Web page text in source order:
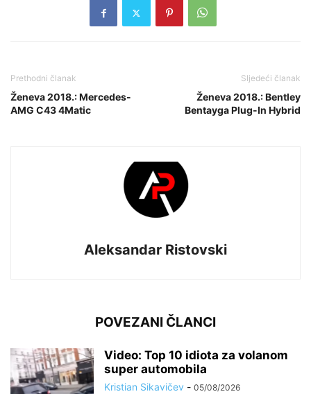
Prethodni članak
Ženeva 2018.: Mercedes-
AMG C43 4Matic
Sljedeći članak
Ženeva 2018.: Bentley
Bentayga Plug-In Hybrid
Aleksandar Ristovski
POVEZANI ČLANCI
Video: Top 10 idiota za volanom
super automobila
Kristian Sikavičev - 05/08/2026